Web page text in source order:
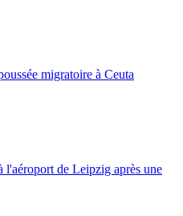
migratoire à Ceuta
de Leipzig après une